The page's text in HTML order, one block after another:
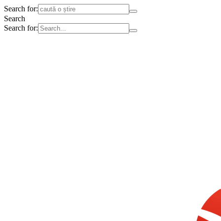
Search for:
Search
Search for: